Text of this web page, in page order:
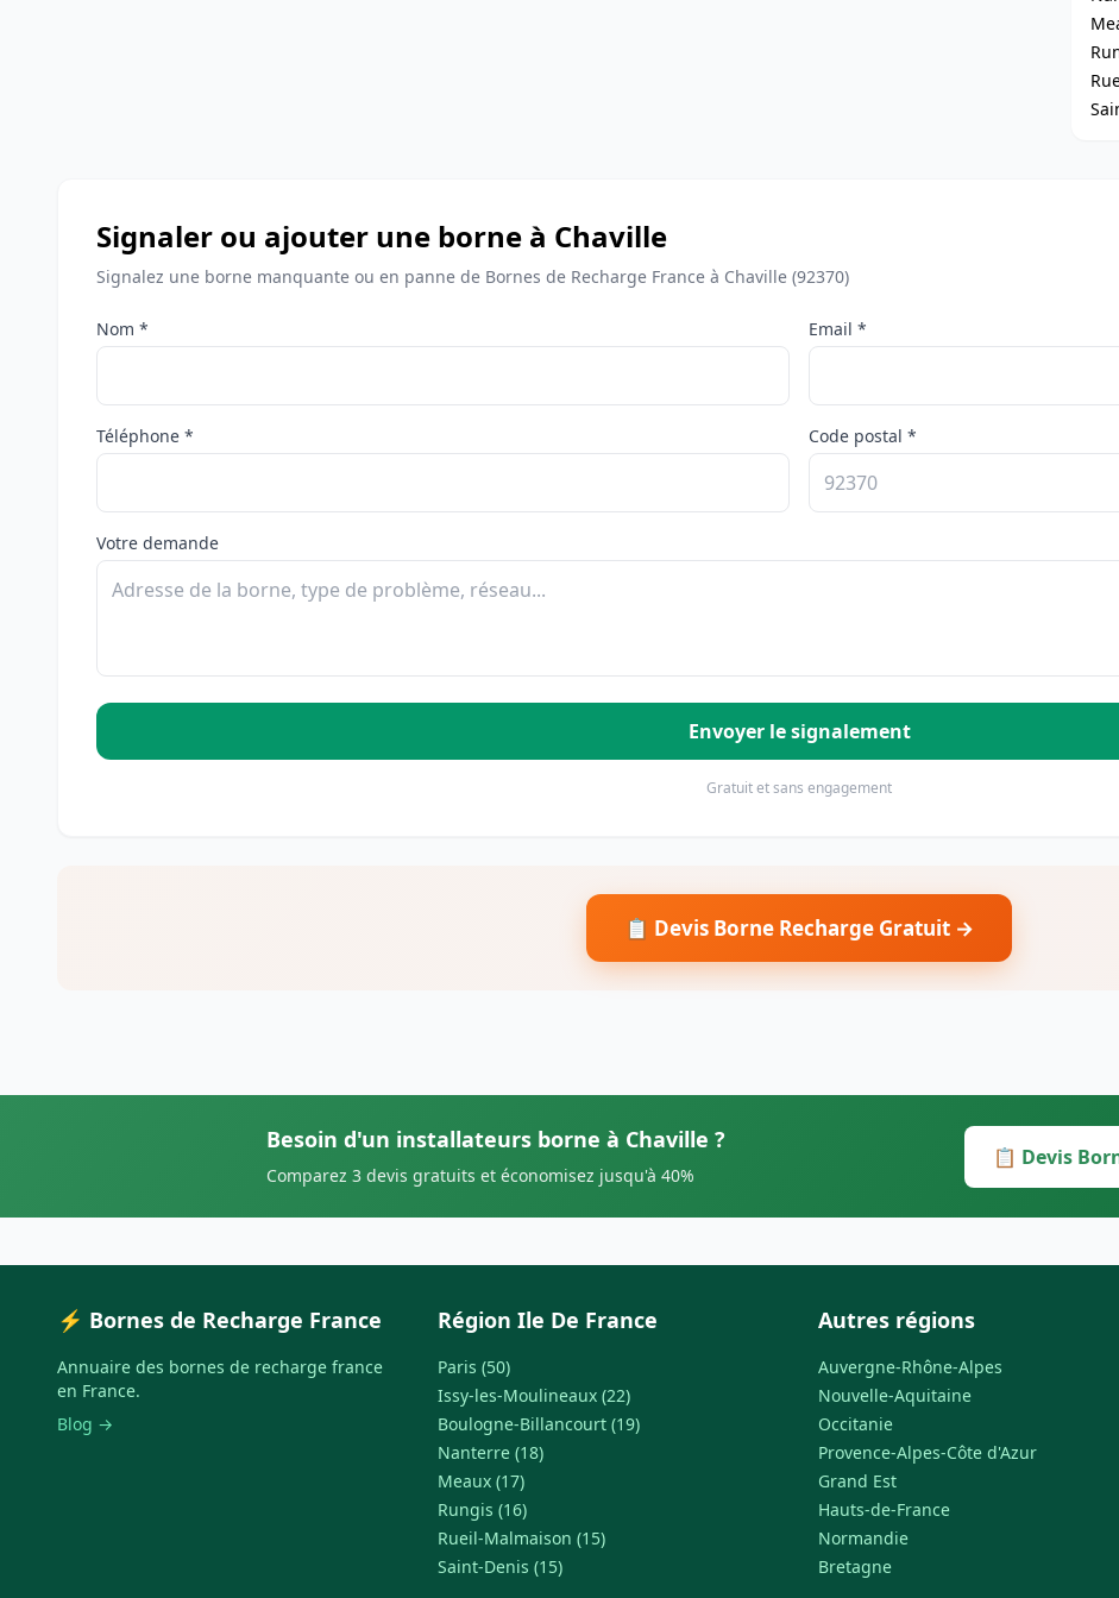
Signaler ou ajouter une borne à Chaville
Signalez une borne manquante ou en panne de Bornes de Recharge France à Chaville (92370)
Nom * Email *
Téléphone * Code postal *
Votre demande
Envoyer le signalement
Gratuit et sans engagement
📋 Devis Borne Recharge Gratuit →
Besoin d'un installateurs borne à Chaville ?
Comparez 3 devis gratuits et économisez jusqu'à 40%
📋 Devis
⚡ Bornes de Recharge France
Annuaire des bornes de recharge france
en France.
Blog →
Région Ile De France
Paris (50)
Issy-les-Moulineaux (22)
Boulogne-Billancourt (19)
Nanterre (18)
Meaux (17)
Rungis (16)
Rueil-Malmaison (15)
Saint-Denis (15)
Autres régions
Auvergne-Rhône-Alpes
Nouvelle-Aquitaine
Occitanie
Provence-Alpes-Côte d'Azur
Grand Est
Hauts-de-France
Normandie
Bretagne